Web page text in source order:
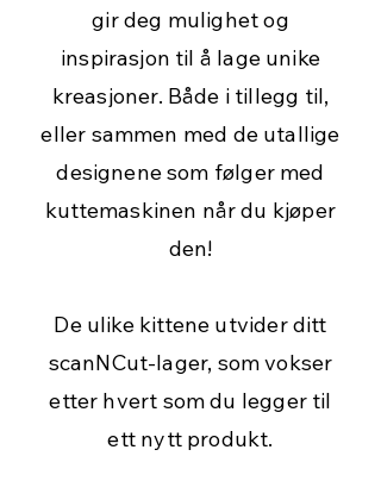
gir deg mulighet og
inspirasjon til å lage unike
kreasjoner. Både i tillegg til,
eller sammen med de utallige
designene som følger med
kuttemaskinen når du kjøper
den!
De ulike kittene utvider ditt
scanNCut-lager, som vokser
etter hvert som du legger til
ett nytt produkt.